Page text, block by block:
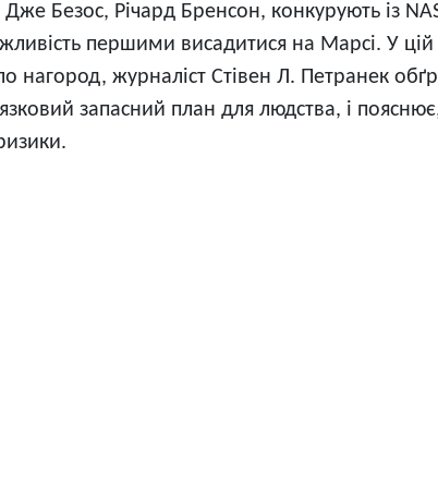
Безос, Річард Бренсон, конкурують із
першими висадитися на Марсі. У
нагород, журналіст Стівен Л. Петранек
запасний план для людства, і